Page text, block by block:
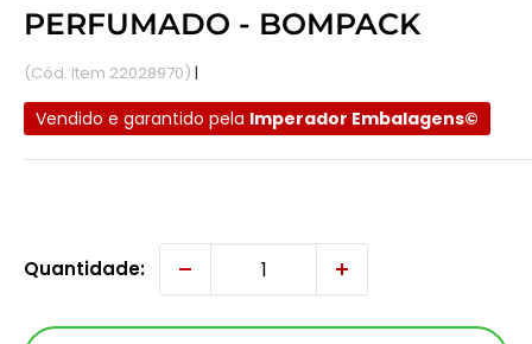
PERFUMADO - BOMPACK
(Cód. Item 22028970) |
Vendido e garantido pela Imperador Embalagens©
Quantidade: